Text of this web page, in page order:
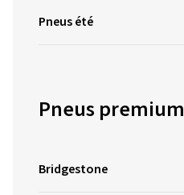
Pneus été
Pneus premium
Bridgestone